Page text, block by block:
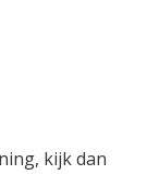
kijk dan